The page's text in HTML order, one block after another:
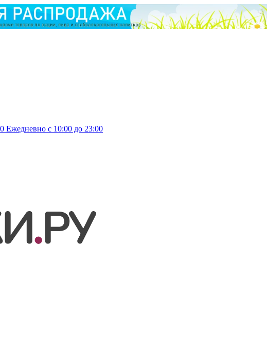
Ежедневно с 10:00 до 23:00